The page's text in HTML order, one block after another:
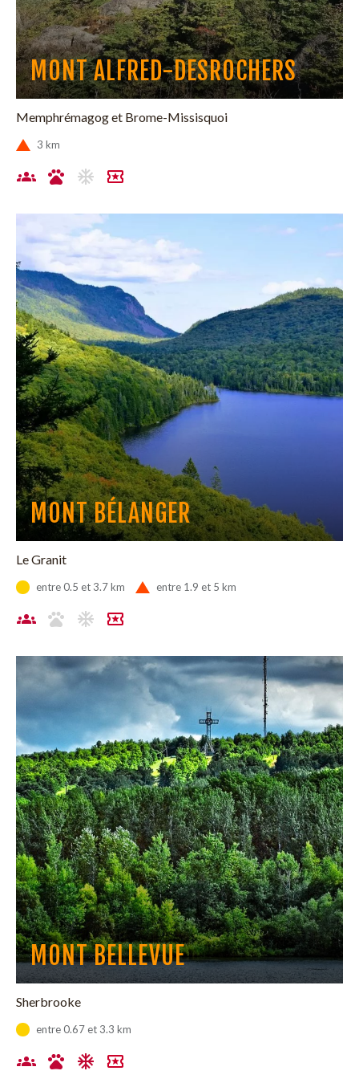
MONT ALFRED-DESROCHERS
Memphrémagog et Brome-Missisquoi
3 km
MONT BÉLANGER
Le Granit
entre 0.5 et 3.7 km entre 1.9 et 5 km
MONT BELLEVUE
Sherbrooke
entre 0.67 et 3.3 km